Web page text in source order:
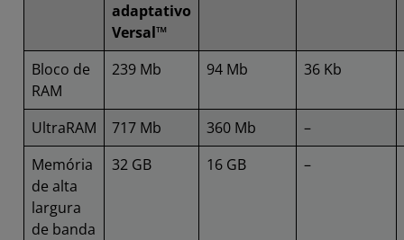
adaptativo
Versal™
Bloco de
RAM
239 Mb 94 Mb 36 Kb
UltraRAM 717 Mb 360 Mb
–
Memória
de alta
largura
de banda
32 GB 16 GB –